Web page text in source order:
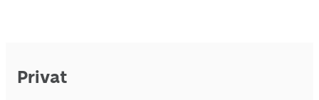
Privat